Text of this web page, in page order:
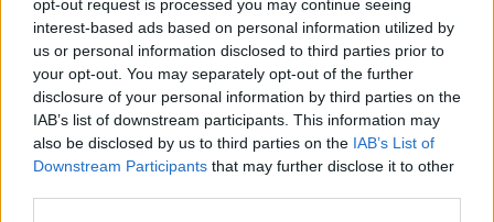
opt-out request is processed you may continue seeing
interest-based ads based on personal information utilized by
us or personal information disclosed to third parties prior to
your opt-out. You may separately opt-out of the further
disclosure of your personal information by third parties on the
IAB’s list of downstream participants. This information may
also be disclosed by us to third parties on the IAB’s List of
Downstream Participants that may further disclose it to other
Município de Tomar prepara resposta